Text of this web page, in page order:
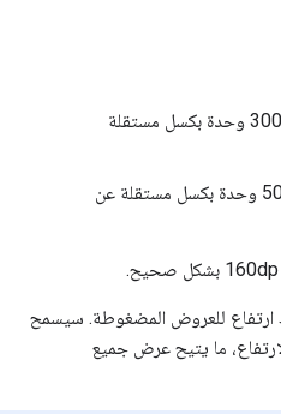
الاتجاه العمودي: بين 180 و300 وحدة بكسل مستقلة
الأفقي: بين 180 و500 وحدة بكسل مستقلة عن
للعروض المضغوطة. سيسمح
ما يتيح عرض جميع